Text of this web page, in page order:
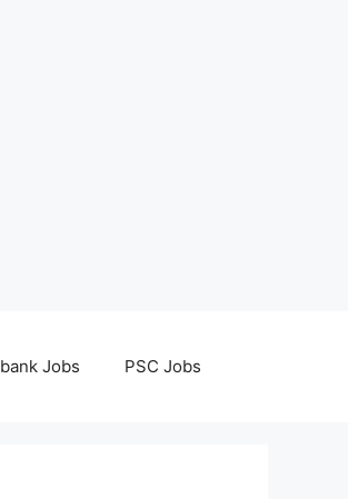
bank Jobs PSC Jobs